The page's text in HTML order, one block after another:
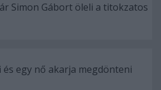
Simon Gábort öleli a titokzatos
és egy nő akarja megdönteni